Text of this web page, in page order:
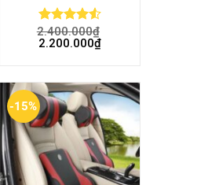
Rated4.56
out of 5
2.400.000₫
2.200.000₫
-15%